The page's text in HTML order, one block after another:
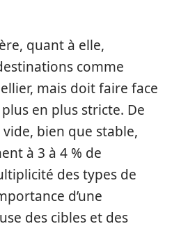
quant à elle,
comme
mais doit faire face
en plus stricte. De
bien que stable,
à 3 à 4 % de
des types de
d’une
des cibles et des